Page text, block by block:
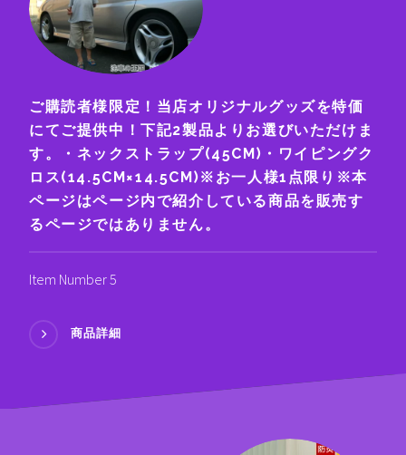
ご購読者様限定！当店オリジナルグッズを特価
にてご提供中！下記2製品よりお選びいただけま
す。・ネックストラップ(45CM)・ワイピングク
ロス(14.5CM×14.5CM)※お一人様1点限り※本
ページはページ内で紹介している商品を販売す
るページではありません。
Item Number 5
商品詳細